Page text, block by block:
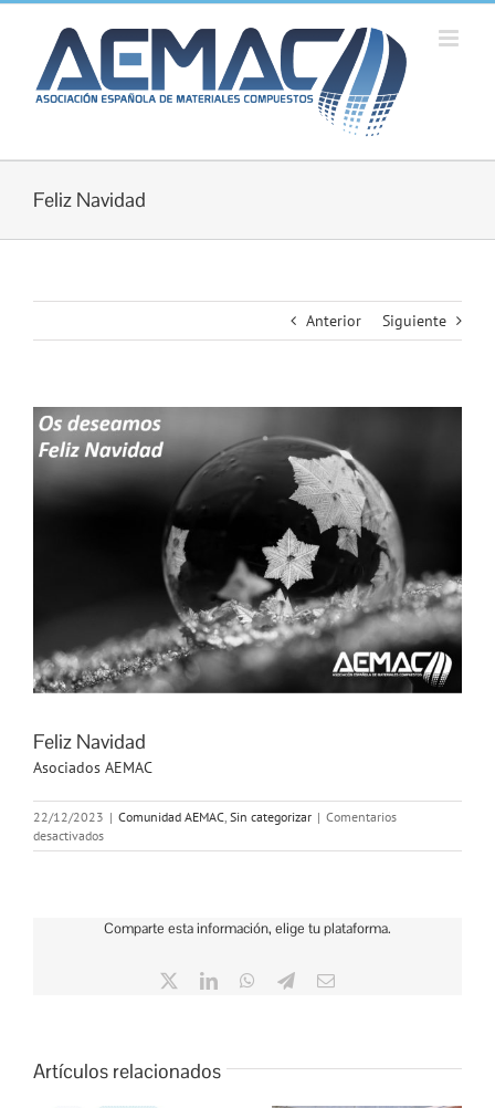
Saltar
contenido
Feliz Navidad
Anterior Siguiente
Ver
imagen
más
grande
Feliz Navidad
Asociados AEMAC
22/12/2023 | Comunidad AEMAC, Sin categorizar | Comentarios
desactivadosen
Feliz
Comparte esta información, elige tu plataforma.
LinkedInWhatsApp
TelegramCorreo
Artículos relacionados